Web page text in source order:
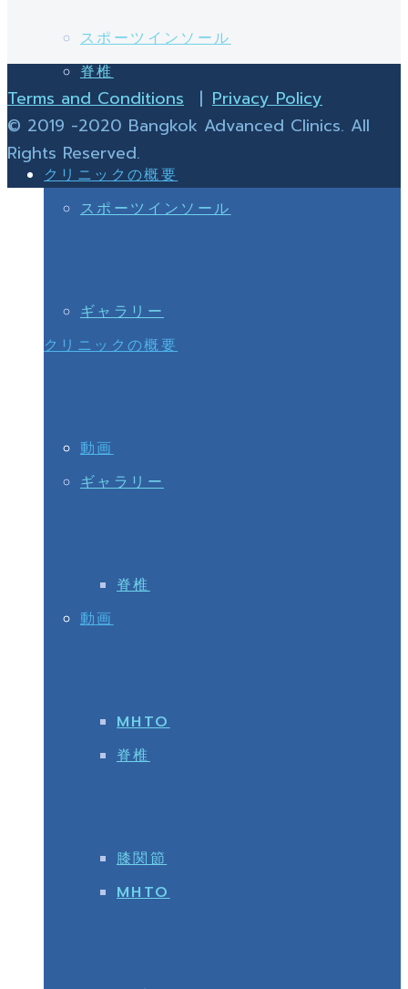
スポーツインソール
クリニックの概要
ギャラリー
動画
脊椎
MHTO
膝関節
脊椎
スポーツインソール
クリニックの概要
ギャラリー
動画
脊椎
MHTO
Terms and Conditions | Privacy Policy
© 2019 -2020 Bangkok Advanced Clinics. All
Rights Reserved.